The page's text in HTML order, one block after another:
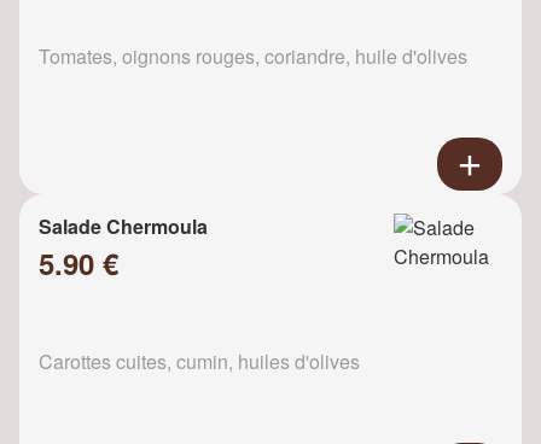
Tomates, oignons rouges, coriandre, huile d'olives
Salade Chermoula
5.90 €
Carottes cuites, cumin, huiles d'olives